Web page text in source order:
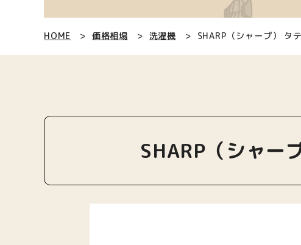
HOME 価格相場 洗濯機 SHARP（シャープ） タ
SHARP（シャー